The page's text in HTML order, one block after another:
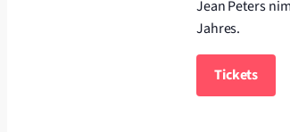
Jean Peters
Jahres.
Tickets